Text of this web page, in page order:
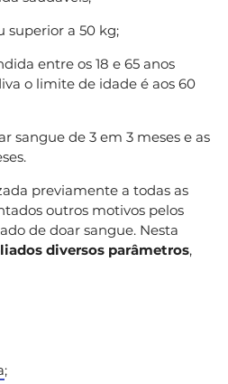
superior a 50 kg;
entre os 18 e 65 anos
o limite de idade é aos 60
sangue de 3 em 3 meses e as
previamente a todas as
outros motivos pelos
de doar sangue. Nesta
diversos parâmetros,
;